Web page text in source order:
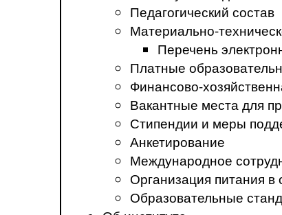
Педагогический состав
Материально-
Перечень
Платные
Финансово-
Вакантные места для
Стипендии и меры
Анкетирование
Международное
Организация питания в
Образовательные